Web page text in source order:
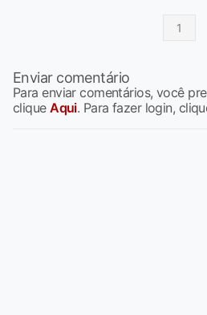
1
Enviar comentário
Para enviar comentários, você
cliqueAqui. Para fazer login,